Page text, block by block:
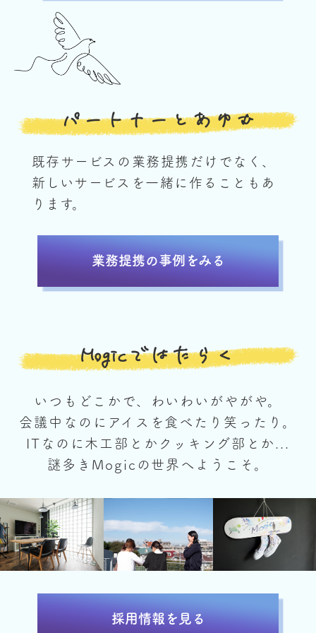
パートナーとあゆむ
既存サービスの業務提携だけでなく、
新しいサービスを一緒に作ることもあ
ります。
業務提携の事例をみる
Mogicではたらく
いつもどこかで、わいわいがやがや。
会議中なのにアイスを食べたり笑ったり。
ITなのに木工部とかクッキング部とか...
謎多きMogicの世界へようこそ。
採用情報を見る